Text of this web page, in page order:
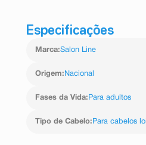
Especificações
Marca:Salon Line
Origem: Nacional
Fases da Vida: Para adultos
Tipo de Cabelo: Para cabelos